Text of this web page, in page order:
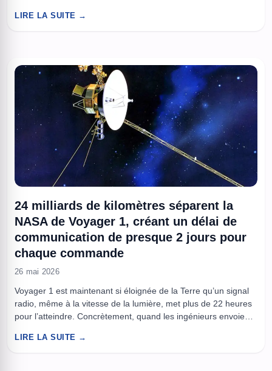
comprendre comment un certain ordre peut émerger de
LIRE LA SUITE →
24 milliards de kilomètres séparent la
NASA de Voyager 1, créant un délai de
communication de presque 2 jours pour
chaque commande
26 mai 2026
Voyager 1 est maintenant si éloignée de la Terre qu’un signal
radio, même à la vitesse de la lumière, met plus de 22 heures
pour l’atteindre. Concrètement, quand les ingénieurs envoient
près de deux jours, le temps de l’aller-retour. On est plus
LIRE LA SUITE →